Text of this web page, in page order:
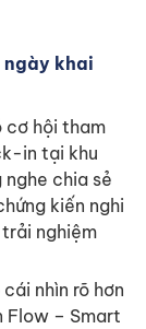
khai
cơ hội tham
in tại khu
chia sẻ
kiến nghi
nghiệm
nhìn rõ hơn
Flow – Smart